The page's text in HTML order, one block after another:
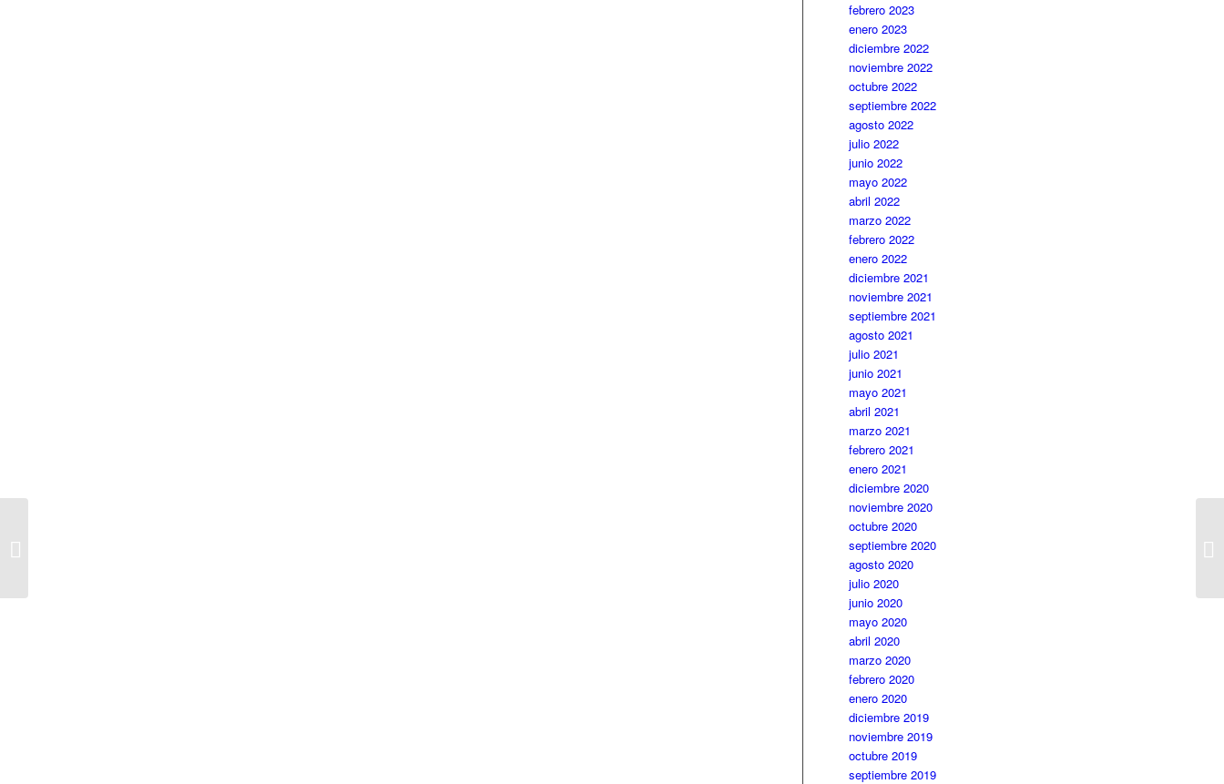
febrero 2023
enero 2023
diciembre 2022
noviembre 2022
octubre 2022
septiembre 2022
agosto 2022
julio 2022
junio 2022
mayo 2022
abril 2022
marzo 2022
febrero 2022
enero 2022
diciembre 2021
noviembre 2021
septiembre 2021
agosto 2021
julio 2021
junio 2021
mayo 2021
abril 2021
marzo 2021
febrero 2021
enero 2021
diciembre 2020
noviembre 2020
octubre 2020
septiembre 2020
agosto 2020
julio 2020
junio 2020
mayo 2020
abril 2020
marzo 2020
febrero 2020
enero 2020
diciembre 2019
noviembre 2019
octubre 2019
septiembre 2019